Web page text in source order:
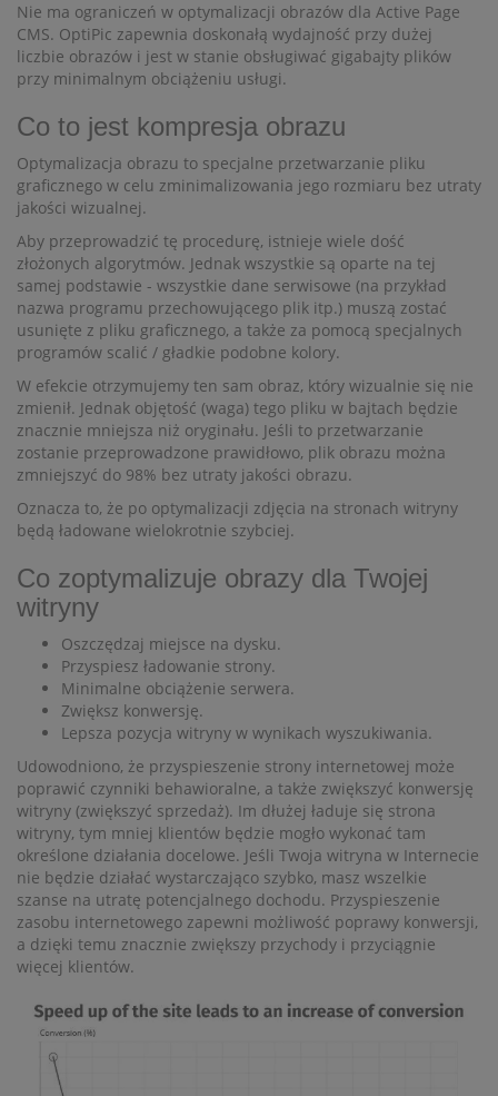
Nie ma ograniczeń w optymalizacji obrazów dla Active Page
CMS. OptiPic zapewnia doskonałą wydajność przy dużej
liczbie obrazów i jest w stanie obsługiwać gigabajty plików
przy minimalnym obciążeniu usługi.
Co to jest kompresja obrazu
Optymalizacja obrazu to specjalne przetwarzanie pliku
graficznego w celu zminimalizowania jego rozmiaru bez utraty
jakości wizualnej.
Aby przeprowadzić tę procedurę, istnieje wiele dość
złożonych algorytmów. Jednak wszystkie są oparte na tej
samej podstawie - wszystkie dane serwisowe (na przykład
nazwa programu przechowującego plik itp.) muszą zostać
usunięte z pliku graficznego, a także za pomocą specjalnych
programów scalić / gładkie podobne kolory.
W efekcie otrzymujemy ten sam obraz, który wizualnie się nie
zmienił. Jednak objętość (waga) tego pliku w bajtach będzie
znacznie mniejsza niż oryginału. Jeśli to przetwarzanie
zostanie przeprowadzone prawidłowo, plik obrazu można
zmniejszyć do 98% bez utraty jakości obrazu.
Oznacza to, że po optymalizacji zdjęcia na stronach witryny
będą ładowane wielokrotnie szybciej.
Co zoptymalizuje obrazy dla Twojej
witryny
Oszczędzaj miejsce na dysku.
Przyspiesz ładowanie strony.
Minimalne obciążenie serwera.
Zwiększ konwersję.
Lepsza pozycja witryny w wynikach wyszukiwania.
Udowodniono, że przyspieszenie strony internetowej może
poprawić czynniki behawioralne, a także zwiększyć konwersję
witryny (zwiększyć sprzedaż). Im dłużej ładuje się strona
witryny, tym mniej klientów będzie mogło wykonać tam
określone działania docelowe. Jeśli Twoja witryna w Internecie
nie będzie działać wystarczająco szybko, masz wszelkie
szanse na utratę potencjalnego dochodu. Przyspieszenie
zasobu internetowego zapewni możliwość poprawy konwersji,
a dzięki temu znacznie zwiększy przychody i przyciągnie
więcej klientów.